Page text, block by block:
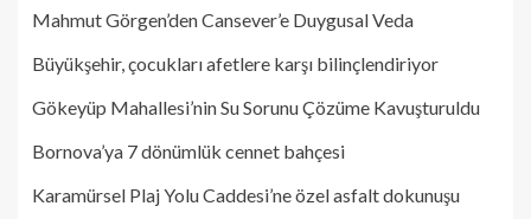
Mahmut Görgen’den Cansever’e Duygusal Veda
Büyükşehir, çocukları afetlere karşı bilinçlendiriyor
Gökeyüp Mahallesi’nin Su Sorunu Çözüme Kavuşturuldu
Bornova’ya 7 dönümlük cennet bahçesi
Karamürsel Plaj Yolu Caddesi’ne özel asfalt dokunuşu